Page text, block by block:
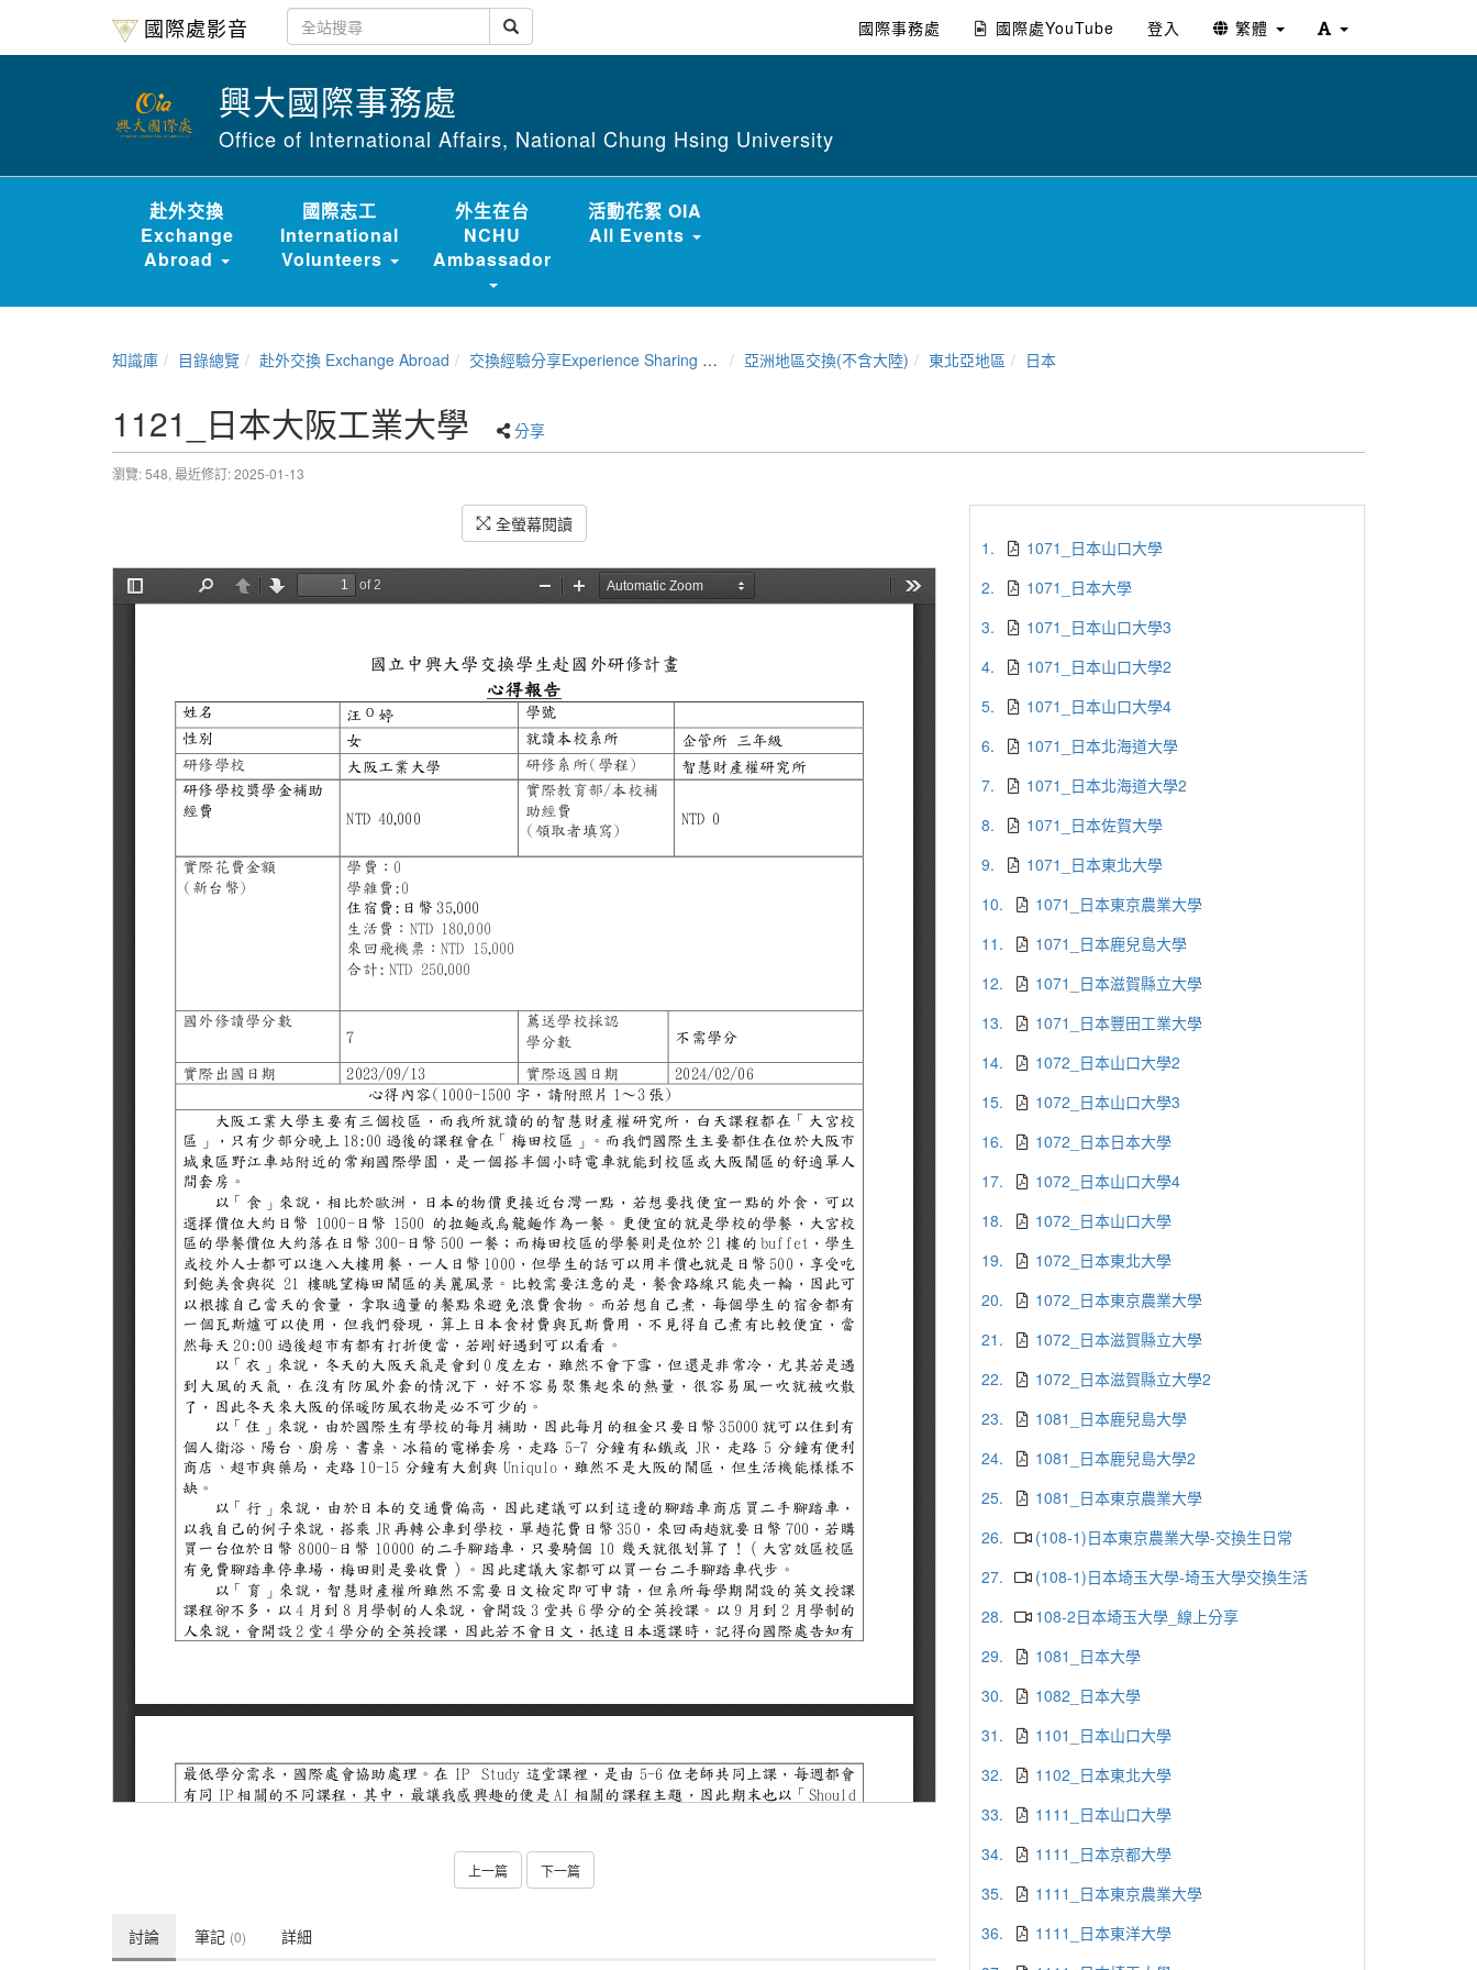
國際處影音 國際事務處 國際處YouTube 登入 繁體
興大國際事務處
Office of International Affairs, National Chung Hsing University
赴外交換
Exchange
Abroad
國際志工
International
Volunteers
外生在台
NCHU
Ambassador
活動花絮 OIA
All Events
知識庫 目錄總覽 赴外交換 Exchange Abroad 交換經驗分享Experience Sharing of NCHU Exchange Program 亞洲地區交換(不含大陸) 東北亞地區 日本
1121_日本大阪工業大學 分享
瀏覽: 548, 最近修訂: 2025-01-13
全螢幕閱讀
上一篇 下一篇
討論 筆記 (0) 詳細
1.
1071_日本山口大學
2.
1071_日本大學
3.
1071_日本山口大學3
4.
1071_日本山口大學2
5.
1071_日本山口大學4
6.
1071_日本北海道大學
7.
1071_日本北海道大學2
8.
1071_日本佐賀大學
9.
1071_日本東北大學
10.
1071_日本東京農業大學
11.
1071_日本鹿兒島大學
12.
1071_日本滋賀縣立大學
13.
1071_日本豐田工業大學
14.
1072_日本山口大學2
15.
1072_日本山口大學3
16.
1072_日本日本大學
17.
1072_日本山口大學4
18.
1072_日本山口大學
19.
1072_日本東北大學
20.
1072_日本東京農業大學
21.
1072_日本滋賀縣立大學
22.
1072_日本滋賀縣立大學2
23.
1081_日本鹿兒島大學
24.
1081_日本鹿兒島大學2
25.
1081_日本東京農業大學
26.
(108-1)日本東京農業大學-交換生日常
27.
(108-1)日本埼玉大學-埼玉大學交換生活
28.
108-2日本埼玉大學_線上分享
29.
1081_日本大學
30.
1082_日本大學
31.
1101_日本山口大學
32.
1102_日本東北大學
33.
1111_日本山口大學
34.
1111_日本京都大學
35.
1111_日本東京農業大學
36.
1111_日本東洋大學